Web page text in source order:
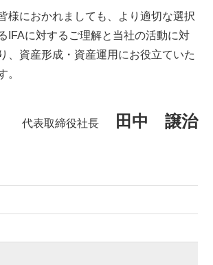
様におかれましても、より適切な選択
IFAに対するご理解と当社の活動に対
、資産形成・資産運用にお役立ていた
。
代表取締役社長 田中 譲治